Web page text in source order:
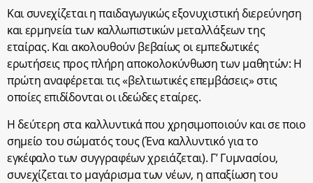
Και συνεχίζεται η παιδαγωγικώς εξονυχιστική διερεύνηση
και ερμηνεία των καλλωπιστικών μεταλλάξεων της
εταίρας. Και ακολουθούν βεβαίως οι εμπεδωτικές
ερωτήσεις προς πλήρη αποκολοκύνθωση των μαθητών: Η
πρώτη αναφέρεται τις «βελτιωτικές επεμβάσεις» στις
οποίες επιδίδονται οι ιδεώδες εταίρες.
Η δεύτερη στα καλλυντικά που χρησιμοποιούν και σε ποιο
σημείο του σώματός τους (Ένα καλλυντικό για το
εγκέφαλο των συγγραφέων χρειάζεται). Γ’ Γυμνασίου,
συνεχίζεται το μαγάρισμα των νέων, η απαξίωση του